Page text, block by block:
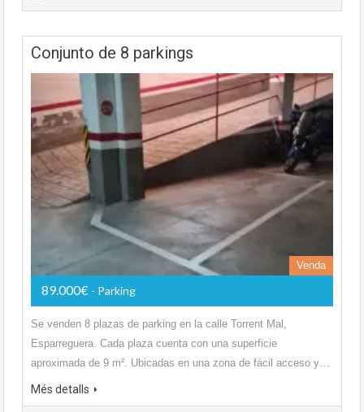
Conjunto de 8 parkings
Venda
89.000€ - Parking
Se venden 8 plazas de parking en la calle Torrent Mal,
Esparreguera. Cada plaza cuenta con una superficie
aproximada de 9 m². Ubicadas en una zona de fácil acceso y…
Més detalls